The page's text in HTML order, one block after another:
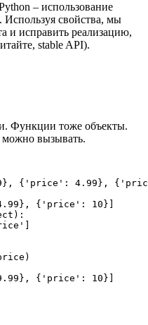
– использование
Используя свойства, мы
и исправить реализацию,
stable API).
Функции тоже объекты.
вызывать.
{'price': 4.99},
{'price': 10}]
{'price': 10}]